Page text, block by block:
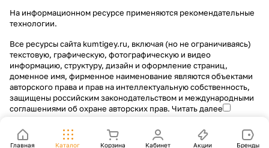
Главная Каталог Корзина Кабинет Акции Бренды
На информационном ресурсе применяются рекомендательные
технологии.
Все ресурсы сайта kumtigey.ru, включая (но не ограничиваясь)
текстовую, графическую, фотографическую и видео
информацию, структуру, дизайн и оформление страниц,
доменное имя, фирменное наименование являются объектами
авторского права и прав на интеллектуальную собственность,
защищены российским законодательством и международными
соглашениями об охране авторских прав. Читать далее